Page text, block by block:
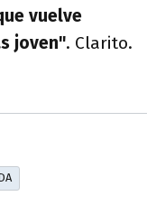
vuelve
joven". Clarito.